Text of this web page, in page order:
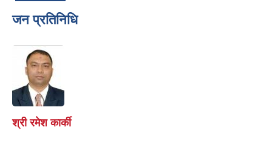
जन प्रतिनिधि
श्री रमेश कार्की